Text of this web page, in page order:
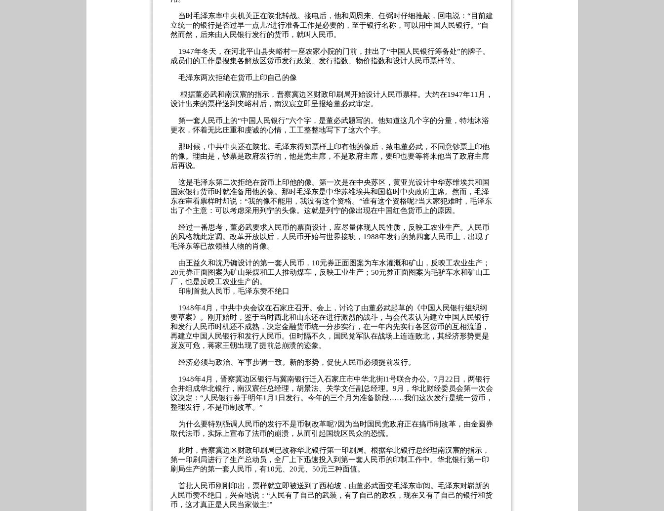
当时毛泽东率中央机关正在陕北转战。接电后，他和周恩来、任弼时仔细推敲，回电说：“目前建
立统一的银行是否过早一点儿?进行准备工作是必要的，至于银行名称，可以用中国人民银行。”自
然而然，后来由人民银行发行的货币，就叫人民币。
1947年冬天，在河北平山县夹峪村一座农家小院的门前，挂出了“中国人民银行筹备处”的牌子。
成员们的工作是搜集各解放区货币发行政策、发行指数、物价指数和设计人民币票样等。
毛泽东两次拒绝在货币上印自己的像
根据董必武和南汉宸的指示，晋察冀边区财政印刷局开始设计人民币票样。大约在1947年11月，
设计出来的票样送到夹峪村后，南汉宸立即呈报给董必武审定。
第一套人民币上的“中国人民银行”六个字，是董必武题写的。他知道这几个字的分量，特地沐浴
更衣，怀着无比庄重和虔诚的心情，工工整整地写下了这六个字。
那时候，中共中央还在陕北。毛泽东得知票样上印有他的像后，致电董必武，不同意钞票上印他
的像。理由是，钞票是政府发行的，他是党主席，不是政府主席，要印也要等将来他当了政府主席
后再说。
这是毛泽东第二次拒绝在货币上印他的像。第一次是在中央苏区，黄亚光设计中华苏维埃共和国
国家银行货币时就准备用他的像。那时毛泽东是中华苏维埃共和国临时中央政府主席。然而，毛泽
东在审看票样时却说：“我的像不能用，我没有这个资格。”谁有这个资格呢?当大家犯难时，毛泽东
出了个主意：可以考虑采用列宁的头像。这就是列宁的像出现在中国红色货币上的原因。
经过一番思考，董必武要求人民币的票面设计，应尽量体现人民性质，反映工农业生产。人民币
的风格就此定调。改革开放以后，人民币开始与世界接轨，1988年发行的第四套人民币上，出现了
毛泽东等已故领袖人物的肖像。
由王益久和沈乃镛设计的第一套人民币，10元券正面图案为车水灌溉和矿山，反映工农业生产；
20元券正面图案为矿山采煤和工人推动煤车，反映工业生产；50元券正面图案为毛驴车水和矿山工
厂，也是反映工农业生产的。
印制首批人民币，毛泽东赞不绝口
1948年4月，中共中央会议在石家庄召开。会上，讨论了由董必武起草的《中国人民银行组织纲
要草案》。刚开始时，鉴于当时西北和山东还在进行激烈的战斗，与会代表认为建立中国人民银行
和发行人民币时机还不成熟，决定金融货币统一分步实行，在一年内先实行各区货币的互相流通，
再建立中国人民银行和发行人民币。但时隔不久，国民党军队在战场上连连败北，其经济形势更是
岌岌可危，蒋家王朝出现了提前总崩溃的迹象。
经济必须与政治、军事步调一致。新的形势，促使人民币必须提前发行。
1948年4月，晋察冀边区银行与冀南银行迁入石家庄市中华北街l1号联合办公。7月22日，两银行
合并组成华北银行，南汉宸任总经理，胡景法、关学文任副总经理。9月，华北财经委员会第一次会
议决定：“人民银行券于明年1月1日发行。今年的三个月为准备阶段……我们这次发行是统一货币，
整理发行，不是币制改革。”
为什么要特别强调人民币的发行不是币制改革呢?因为当时国民党政府正在搞币制改革，由金圆券
取代法币，实际上宣布了法币的崩溃，从而引起国统区民众的恐慌。
此时，晋察冀边区财政印刷局已改称华北银行第一印刷局。根据华北银行总经理南汉宸的指示，
第一印刷局进行了生产总动员，全厂上下迅速投入到第一套人民币的印制工作中。华北银行第一印
刷局生产的第一套人民币，有10元、20元、50元三种面值。
首批人民币刚刚印出，票样就立即被送到了西柏坡，由董必武面交毛泽东审阅。毛泽东对崭新的
人民币赞不绝口，兴奋地说：“人民有了自己的武装，有了自己的政权，现在又有了自己的银行和货
币，这才真正是人民当家做主!”